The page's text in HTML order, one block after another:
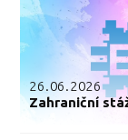
26.06.2026
Zahraniční